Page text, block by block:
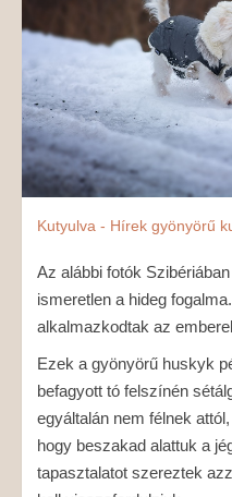
Kutyulva - Hírek gyönyörű
Az alábbi fotók
ismeretlen a hideg
alkalmazkodtak az
Ezek a gyönyörű huskyk
befagyott tó felszínén
egyáltalán nem félnek attól,
hogy beszakad alattuk a
tapasztalatot szereztek